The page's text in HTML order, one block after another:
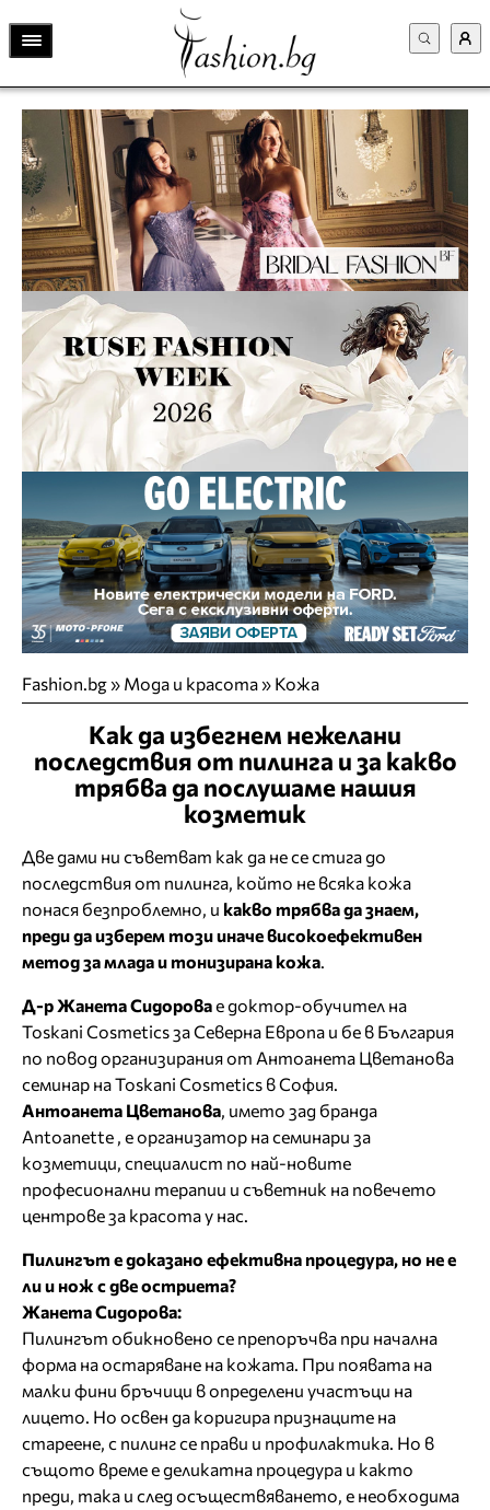
Fashion.bg» Мода и красота» Кожа
Как да избегнем нежелани
последствия от пилинга и за какво
трябва да послушаме нашия
козметик
Две дами ни съветват как да не се стига до
последствия от пилинга, който не всяка кожа
понася безпроблемно, и какво трябва да знаем,
преди да изберем този иначе високоефективен
метод за млада и тонизирана кожа.
Д-р Жанета Сидоровае доктор-обучител на
Toskani Cosmetics за Северна Европа и бе в България
по повод организирания от Антоанета Цветанова
семинар на Toskani Cosmetics в София.
Антоанета Цветанова, името зад бранда
Antoanette , е организатор на семинари за
козметици, специалист по най-новите
професионални терапии и съветник на повечето
центрове за красота у нас.
Пилингът е доказано ефективна процедура, но не е
ли и нож с две остриета?
Жанета Сидорова:
Пилингът обикновено се препоръчва при начална
форма на остаряване на кожата. При появата на
малки фини бръчици в определени участъци на
лицето. Но освен да коригира признаците на
стареене, с пилинг се прави и профилактика. Но в
същото време е деликатна процедура и както
преди, така и след осъществяването, е необходима